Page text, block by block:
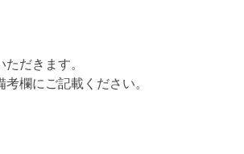
だきます。
欄にご記載ください。